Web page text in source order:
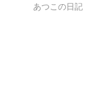
あつこの日記